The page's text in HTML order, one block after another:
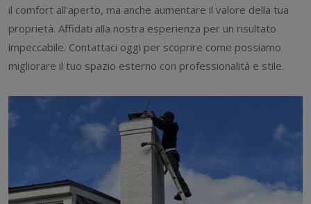
il comfort all'aperto, ma anche aumentare il valore della tua
proprietà. Affidati alla nostra esperienza per un risultato
impeccabile. Contattaci oggi per scoprire come possiamo
migliorare il tuo spazio esterno con professionalità e stile.